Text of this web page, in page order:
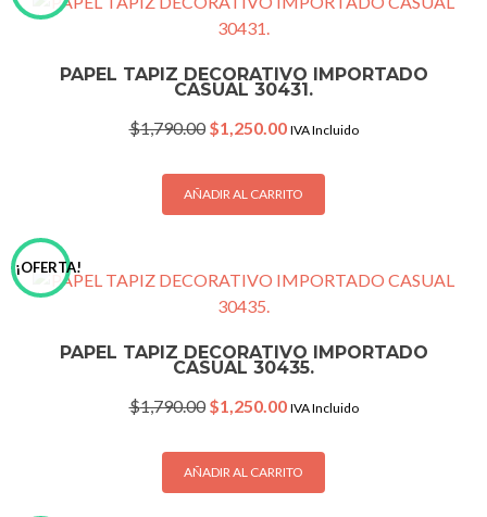
PAPEL TAPIZ DECORATIVO IMPORTADO
CASUAL 30431.
$1,790.00 Original
was:
$1,790.00.
$1,250.00Current
is:
$1,250.00.
IVA Incluido
AÑADIR AL CARRITO
¡OFERTA!
PAPEL TAPIZ DECORATIVO IMPORTADO
CASUAL 30435.
$1,790.00 Original
was:
$1,790.00.
$1,250.00Current
is:
$1,250.00.
IVA Incluido
AÑADIR AL CARRITO